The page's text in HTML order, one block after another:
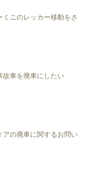
ニのレッカー移動をさ
車を廃車にしたい
の廃車に関するお問い